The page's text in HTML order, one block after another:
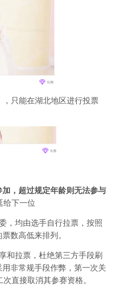
只能在湖北地区进行投票
，超过规定年龄则无法参与
给下一位
，均由选手自行拉票，按照
数高低来排列。
和拉票，杜绝第三方手段刷
非常规手段作弊，第一次关
直接取消其参赛资格。